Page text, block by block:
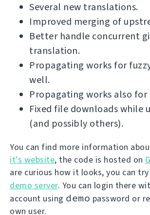
Several new translations.
Improved merging of
Better handle concurrent
translation.
Propagating works for
well.
Propagating works also
Fixed file downloads while
(and possibly others).
You can find more information
it's website, the code is hosted on
are curious how it looks, you can
demo server. You can login there
account using demo password or
own user.